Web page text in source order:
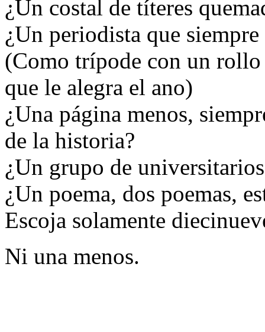
¿Un costal de títeres
¿Un periodista que siempre
(Como trípode con un rollo
que le alegra el ano)
¿Una página menos,
de la historia?
¿Un grupo de
¿Un poema, dos poemas,
Escoja solamente
Ni una menos.